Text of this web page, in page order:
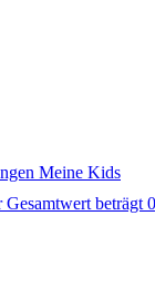
Meine Kids
beträgt